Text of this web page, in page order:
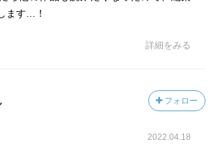
ます…！
詳細をみる
フォロー
2022.04.18